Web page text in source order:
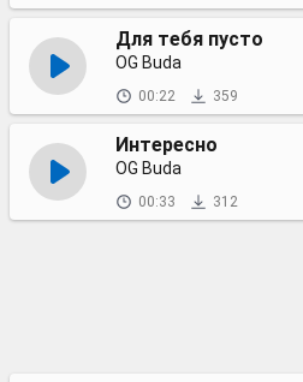
Для тебя пусто
OG Buda
00:22 359
Интересно
OG Buda
00:33 312